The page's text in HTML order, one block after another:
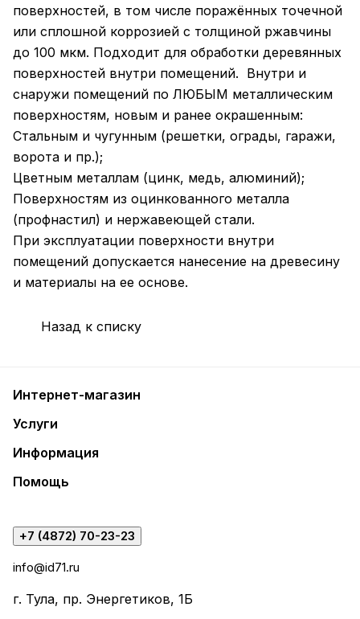
поверхностей, в том числе поражённых точечной
или сплошной коррозией с толщиной ржавчины
до 100 мкм. Подходит для обработки деревянных
поверхностей внутри помещений. Внутри и
снаружи помещений по ЛЮБЫМ металлическим
поверхностям, новым и ранее окрашенным:
Стальным и чугунным (решетки, ограды, гаражи,
ворота и пр.);
Цветным металлам (цинк, медь, алюминий);
Поверхностям из оцинкованного металла
(профнастил) и нержавеющей стали.
При эксплуатации поверхности внутри
помещений допускается нанесение на древесину
и материалы на ее основе.
Назад к списку
Интернет-магазин
Услуги
Информация
Помощь
+7 (4872) 70-23-23
info@id71.ru
г. Тула, пр. Энергетиков, 1Б